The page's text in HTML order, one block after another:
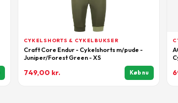
CYKELSHORTS & CYKELBUKSER
Craft Core Endur - Cykelshorts m/pude -
Juniper/Forest Green - XS
749,00 kr. Køb nu